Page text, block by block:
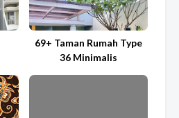
69+ Taman Rumah Type
36 Minimalis